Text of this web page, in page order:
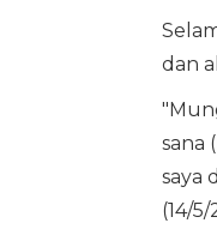
dan
sana
saya
(14/